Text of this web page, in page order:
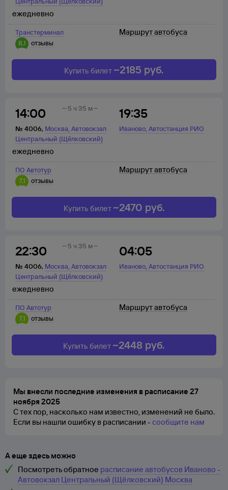
Транстерминал
8,1
отзывы
ежедневно
Маршрут автобуса
Купить билет ~2185 руб.
14:00
№ 4006, Москва,Автовокзал
Центральный (Щёлковский)
19:35
Иваново,Автостанция РИО
5 ч 35 м
ПО Автотур
7,1
отзывы
ежедневно
Маршрут автобуса
Купить билет ~2470 руб.
22:30
№ 4006, Москва,Автовокзал
Центральный (Щёлковский)
04:05
Иваново,Автостанция РИО
5 ч 35 м
ПО Автотур
7,1
отзывы
ежедневно
Маршрут автобуса
Купить билет ~2448 руб.
Мы внесли последние изменения в расписание 27
ноября 2025
С тех пор, насколько нам известно, изменений не было.
Если вы нашли ошибку в расписании -сообщите нам
А еще здесь можно
Посмотреть обратное расписание автобусов Иваново -
Автовокзал Центральный (Щёлковский) Москва